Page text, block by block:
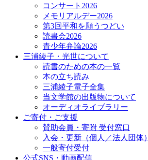
コンサート2026
メモリアルデー2026
第3回平和を願うつどい
読書会2026
青少年弁論2026
三浦綾子・光世について
読書のための本の一覧
本の立ち読み
三浦綾子電子全集
当文学館の出版物について
オーディオライブラリー
ご寄付・ご支援
賛助会員・寄附 受付窓口
入会・更新（個人／法人団体）
一般寄付受付
公式SNS・動画配信